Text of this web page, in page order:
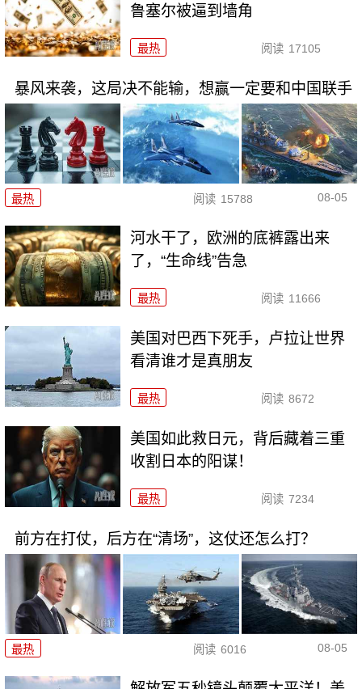
鲁塞尔被逼到墙角
最热 阅读 17105
暴风来袭，这局决不能输，想赢一定要和中国联手
最热 阅读 15788 08-05
河水干了，欧洲的底裤露出来
了，“生命线”告急
最热 阅读 11666
美国对巴西下死手，卢拉让世界
看清谁才是真朋友
最热 阅读 8672
美国如此救日元，背后藏着三重
收割日本的阳谋！
最热 阅读 7234
前方在打仗，后方在“清场”，这仗还怎么打？
最热 阅读 6016 08-05